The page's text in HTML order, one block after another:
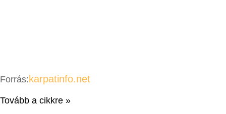
Forrás: karpatinfo.net
Tovább a cikkre »